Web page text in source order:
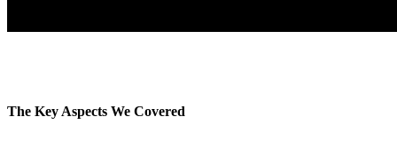
The Key Aspects We Covered